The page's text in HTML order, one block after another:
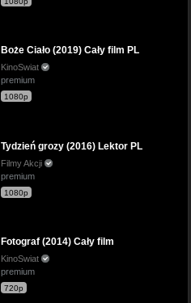
Boże Ciało (2019) Cały film PL
KinoSwiat
premium
1080p
Tydzień grozy (2016) Lektor PL
Filmy Akcji
premium
1080p
Fotograf (2014) Cały film
KinoSwiat
premium
720p